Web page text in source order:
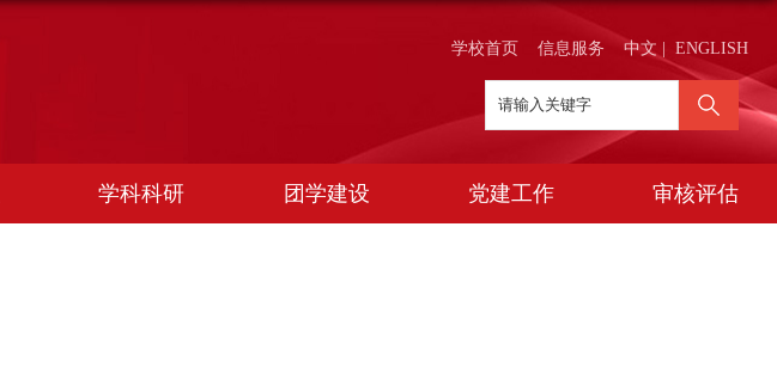
学校首页 信息服务 中文 ENGLISH
学科科研 团学建设 党建工作 审核评估